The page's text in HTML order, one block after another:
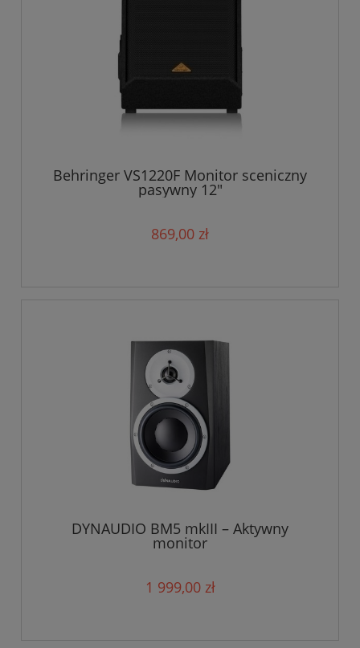
Behringer VS1220F Monitor sceniczny
pasywny 12"
869,00 zł
DYNAUDIO BM5 mkIII – Aktywny
monitor
1 999,00 zł